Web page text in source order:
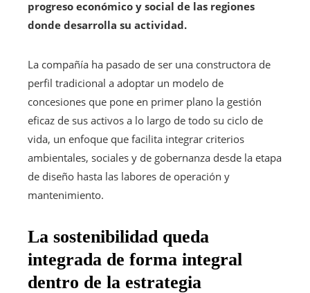
progreso económico y social de las regiones
donde desarrolla su actividad.
La compañía ha pasado de ser una constructora de
perfil tradicional a adoptar un modelo de
concesiones que pone en primer plano la gestión
eficaz de sus activos a lo largo de todo su ciclo de
vida, un enfoque que facilita integrar criterios
ambientales, sociales y de gobernanza desde la etapa
de diseño hasta las labores de operación y
mantenimiento.
La sostenibilidad queda
integrada de forma integral
dentro de la estrategia